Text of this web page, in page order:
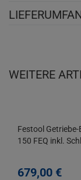
WEITERE
Festool Getriebe-
150 FEQ inkl.
679,00 €